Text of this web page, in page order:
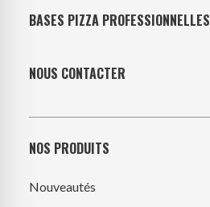
BASES PIZZA PROFESSIONNELLES
NOUS CONTACTER
NOS PRODUITS
Nouveautés